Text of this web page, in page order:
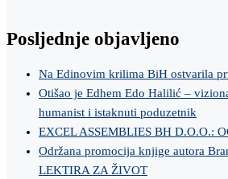
Posljednje objavljeno
Na Edinovim krilima BiH ostvarila
Otišao je Edhem Edo Halilić –
humanist i istaknuti poduzetnik
EXCEL ASSEMBLIES BH D.O.O.:
Održana promocija knjige autora
LEKTIRA ZA ŽIVOT